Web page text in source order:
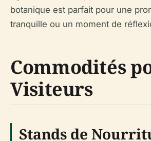
botanique est parfait pour une
tranquille ou un moment de
Commodités
Visiteurs
Stands de